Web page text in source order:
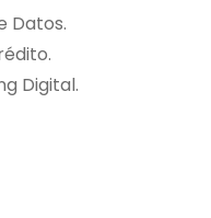
Datos.
Digital.